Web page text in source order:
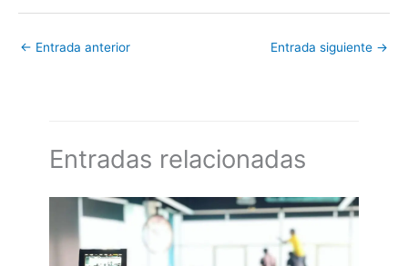
w
t
e
t
k
I
i
← Entrada anterior Entrada siguiente →
Entradas relacionadas